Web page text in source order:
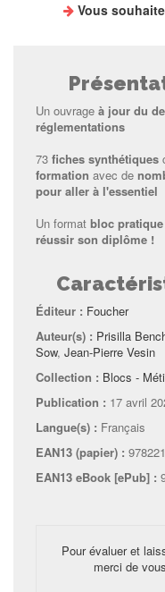
Vous
Un ouvrage à jour du
réglementations
73 fiches synthétiques
formation avec de
pour aller à l'essentiel
Un format bloc
réussir son diplôme !
Éditeur : Foucher
Auteur(s) : Prisilla
Sow, Jean-Pierre Vesin
Collection : Blocs -
Publication : 17 avril
Langue(s) : Français
EAN13 (papier) :
EAN13 eBook [ePub] :
Pour évaluer et
merci de